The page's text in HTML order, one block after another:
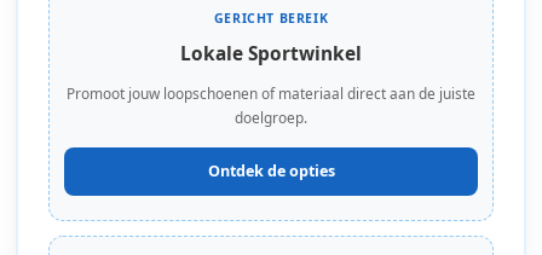
GERICHT BEREIK
Lokale Sportwinkel
Promoot jouw loopschoenen of materiaal direct aan de juiste
doelgroep.
Ontdek de opties